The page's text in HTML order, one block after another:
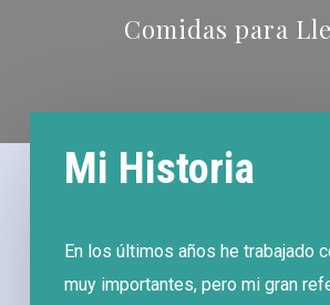
Comidas para
Mi Historia
En los últimos años he trabajado
muy importantes, pero mi gran